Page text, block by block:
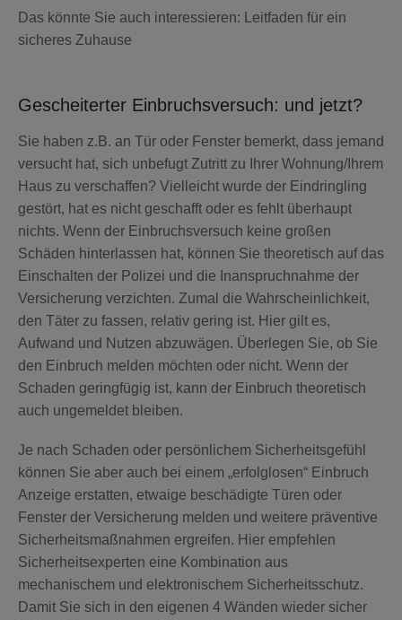
Das könnte Sie auch interessieren: Leitfaden für ein
sicheres Zuhause
Gescheiterter Einbruchsversuch: und jetzt?
Sie haben z.B. an Tür oder Fenster bemerkt, dass jemand
versucht hat, sich unbefugt Zutritt zu Ihrer Wohnung/Ihrem
Haus zu verschaffen? Vielleicht wurde der Eindringling
gestört, hat es nicht geschafft oder es fehlt überhaupt
nichts. Wenn der Einbruchsversuch keine großen
Schäden hinterlassen hat, können Sie theoretisch auf das
Einschalten der Polizei und die Inanspruchnahme der
Versicherung verzichten. Zumal die Wahrscheinlichkeit,
den Täter zu fassen, relativ gering ist. Hier gilt es,
Aufwand und Nutzen abzuwägen. Überlegen Sie, ob Sie
den Einbruch melden möchten oder nicht. Wenn der
Schaden geringfügig ist, kann der Einbruch theoretisch
auch ungemeldet bleiben.
Je nach Schaden oder persönlichem Sicherheitsgefühl
können Sie aber auch bei einem „erfolglosen“ Einbruch
Anzeige erstatten, etwaige beschädigte Türen oder
Fenster der Versicherung melden und weitere präventive
Sicherheitsmaßnahmen ergreifen. Hier empfehlen
Sicherheitsexperten eine Kombination aus
mechanischem und elektronischem Sicherheitsschutz.
Damit Sie sich in den eigenen 4 Wänden wieder sicher